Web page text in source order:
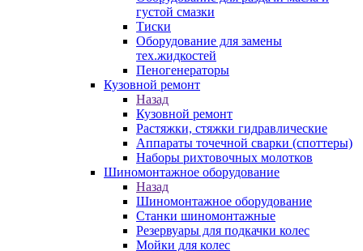
густой смазки
Тиски
Оборудование для замены
тех.жидкостей
Пеногенераторы
Кузовной ремонт
Назад
Кузовной ремонт
Растяжки, стяжки гидравлические
Аппараты точечной сварки (споттеры)
Наборы рихтовочных молотков
Шиномонтажное оборудование
Назад
Шиномонтажное оборудование
Станки шиномонтажные
Резервуары для подкачки колес
Мойки для колес